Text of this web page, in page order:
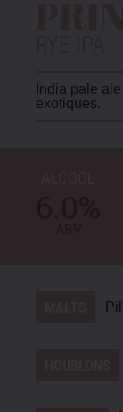
India pale
exotiques.